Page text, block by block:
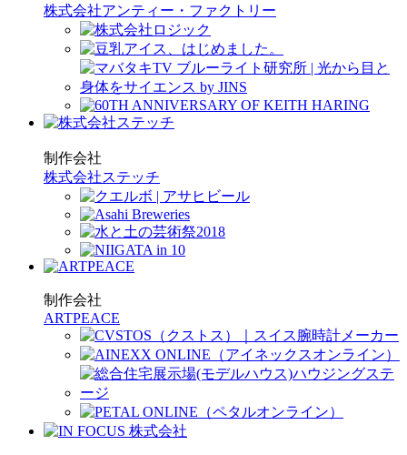
株式会社アンティー・ファクトリー
制作会社
株式会社ステッチ
制作会社
ARTPEACE